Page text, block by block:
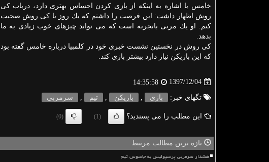
خامس با اشاره به اینكه از بازی كردن احساس بهتری دارد، درباب كی
روش اظهار داشت: این فرصت را داشتم كه یك روز با كی روش صحبت
كنم. او یك مربی باتجربه است كه می تواند چیزهای خوب زیادی به ما
بدهد.
كی روش در نخستین نشست خبری خود در كلمبیا درباره خامس گفته بود
كه این بازیكن نیاز دارد بیشتر بازی كند.
1397/12/04
14:35:58
تگهای خبر: بازی بازیكن تیم سرمربی
این مطلب را می پسندید؟ (1)
(0)
تازه ترین مطالب مرتبط
هشدار سرمربی پرسپولیس به جاسوس تیم